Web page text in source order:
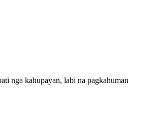
nga kahupayan, labi na pagkahuman